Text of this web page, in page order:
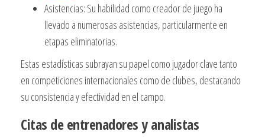
Asistencias: Su habilidad como creador de juego ha
llevado a numerosas asistencias, particularmente en
etapas eliminatorias.
Estas estadísticas subrayan su papel como jugador clave tanto
en competiciones internacionales como de clubes, destacando
su consistencia y efectividad en el campo.
Citas de entrenadores y analistas